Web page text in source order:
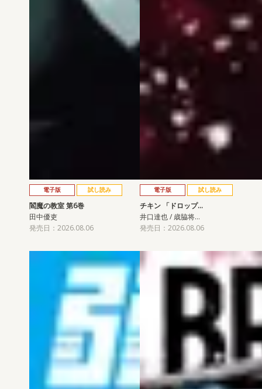
電子版 試し読み
閻魔の教室 第6巻
田中優吏
発売日：2026.08.06
電子版 試し読み
チキン 「ドロップ…
井口達也 / 歳脇将…
発売日：2026.08.06